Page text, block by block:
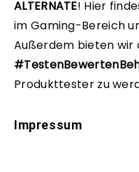
ALTERNATE! Hier
im Gaming-Bereich
Außerdem bieten wir
Produkttester zu
Impressum